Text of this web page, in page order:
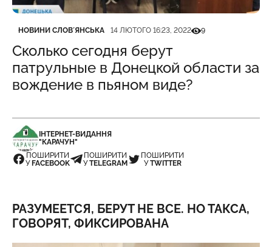
Категорія
НОВИНИ СЛОВʼЯНСЬКА
Дата публікації 14 ЛЮТОГО 16:23, 2022Кількість переглядів
9
Сколько сегодня берут
патрульные в Донецкой области за
вождение в пьяном виде?
ІНТЕРНЕТ-ВИДАННЯ
"КАРАЧУН"
ПОШИРИТИ
У FACEBOOK
ПОШИРИТИ
УTELEGRAM
ПОШИРИТИ
УTWITTER
РАЗУМЕЕТСЯ, БЕРУТ НЕ ВСЕ. НО ТАКСА,
ГОВОРЯТ, ФИКСИРОВАНА